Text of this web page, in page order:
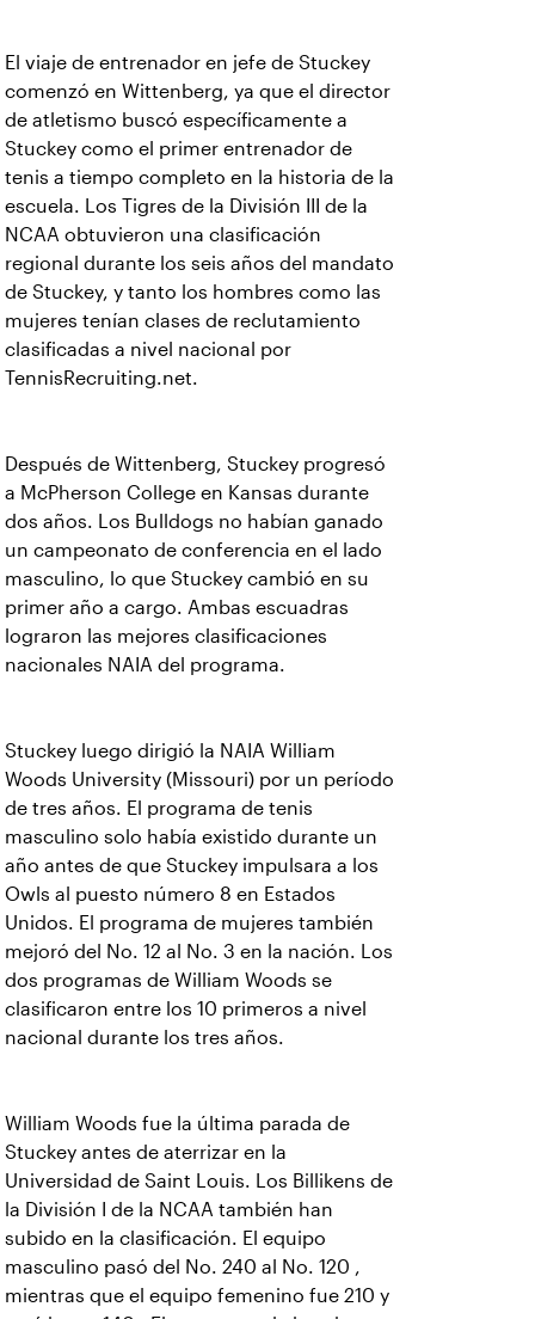
El viaje de entrenador en jefe de Stuckey
comenzó en Wittenberg, ya que el director
de atletismo buscó específicamente a
Stuckey como el primer entrenador de
tenis a tiempo completo en la historia de la
escuela. Los Tigres de la División III de la
NCAA obtuvieron una clasificación
regional durante los seis años del mandato
de Stuckey, y tanto los hombres como las
mujeres tenían clases de reclutamiento
clasificadas a nivel nacional por
TennisRecruiting.net.
Después de Wittenberg, Stuckey progresó
a McPherson College en Kansas durante
dos años. Los Bulldogs no habían ganado
un campeonato de conferencia en el lado
masculino, lo que Stuckey cambió en su
primer año a cargo. Ambas escuadras
lograron las mejores clasificaciones
nacionales NAIA del programa.
Stuckey luego dirigió la NAIA William
Woods University (Missouri) por un período
de tres años. El programa de tenis
masculino solo había existido durante un
año antes de que Stuckey impulsara a los
Owls al puesto número 8 en Estados
Unidos. El programa de mujeres también
mejoró del No. 12 al No. 3 en la nación. Los
dos programas de William Woods se
clasificaron entre los 10 primeros a nivel
nacional durante los tres años.
William Woods fue la última parada de
Stuckey antes de aterrizar en la
Universidad de Saint Louis. Los Billikens de
la División I de la NCAA también han
subido en la clasificación. El equipo
masculino pasó del No. 240 al No. 120 ,
mientras que el equipo femenino fue 210 y